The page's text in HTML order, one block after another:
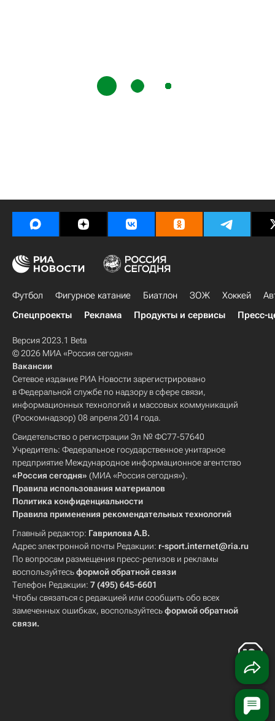
Футбол Фигурное катание Биатлон ЗОЖ Хоккей
Спецпроекты
Реклама Продукты и сервисы Пресс-
Версия 2023.1 Beta
© 2026 МИА «Россия сегодня»
Вакансии
Сетевое издание РИА Новости зарегистрировано
в Федеральной службе по надзору в сфере связи,
информационных технологий и массовых коммуникаций
(Роскомнадзор) 08 апреля 2014 года.
Свидетельство о регистрации Эл № ФС77-57640
Учредитель: Федеральное государственное унитарное
предприятие Международное информационное агентство
«Россия сегодня» (МИА «Россия сегодня»).
Правила использования материалов
Политика конфиденциальности
Правила применения рекомендательных технологий
Главный редактор: Гаврилова А.В.
Адрес электронной почты Редакции: r-sport.internet@ria.ru
По вопросам размещения пресс-релизов и рекламы
воспользуйтесьформой обратной связи
Телефон Редакции: 7 (495) 645-6601
Чтобы связаться с редакцией или сообщить обо всех
замеченных ошибках, воспользуйтесьформой обратной
связи.